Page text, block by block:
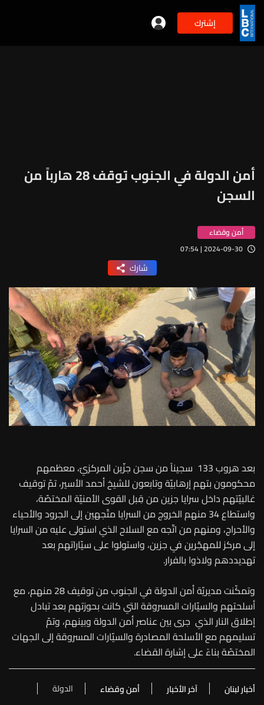
إشترك
أمن الدولة في الجنوب توقف 28 هارباً من
السجن
أمن وقضاء
2024-09-30 | 07:54
شارك
بعد هروب 133 سجيناً من سجن جزّين المركزيّ، معظمهم
محكومون بتهم إرهابيّة وتابعون للشيخ أحمد الأسير، تمّ توقيف
غالبيّتهم داخل سرايا جزين من قِبل القوى الأمنيّة المختصّة،
واستطاع 34 منهم الخروج من السرايا متّجهين إلى الجرود والأحياء
والأحراج، ومنهم من اتّجه مع السلاح الذي استولى عليه من السرايا
إلى مركز للمهجّرين في جزين، واستولوا على سيّاراتهم بعد
تهديددهم ولاذوا بالفرار.
وتمكّنت مديريّة أمن الدولة في الجنوب من توقيف 28 منهم، مع
أسلحتهم والسيّارات المسروقة التي كانت بحوزتهم بعد تبادل
إطلاق النار الذي جرى بين عناصر أمن الدولة وبينهم، وتمّ
تسليمهم مع الأسلحة المصادرة والسيّارات المسروقة إلى الجهات
المختصّة بناءً على إشارة القضاء.
أخبار لبنان آخر الأخبار أمن وقضاء
الدولة